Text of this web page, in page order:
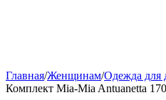
Главная/Женщинам/Одежда для
Комплект Mia-Mia Antuanetta